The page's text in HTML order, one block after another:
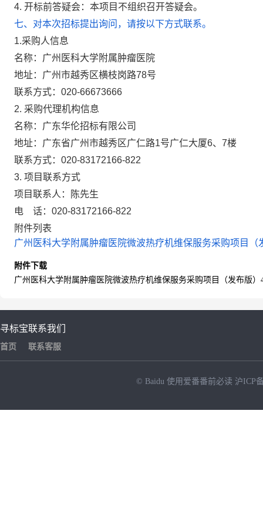
4. 开标前答疑会：本项目不组织召开答疑会。
七、对本次招标提出询问，请按以下方式联系。
1.采购人信息
名称：广州医科大学附属肿瘤医院
地址：广州市越秀区横枝岗路78号
联系方式：020-66673666
2. 采购代理机构信息
名称：广东华伦招标有限公司
地址：广东省广州市越秀区广仁路1号广仁大厦6、7楼
联系方式：020-83172166-822
3. 项目联系方式
项目联系人：陈先生
电 话：020-83172166-822
附件列表
广州医科大学附属肿瘤医院微波热疗机维保服务采购项目
附件下载
广州医科大学附属肿瘤医院微波热疗机维保服务采购项目（发布版）
寻标宝
首页
联系我们
联系客服
© Baidu 使用爱番番前必读 沪ICP